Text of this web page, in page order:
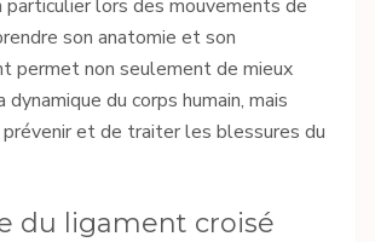
particulier lors des mouvements de
son anatomie et son
permet non seulement de mieux
dynamique du corps humain, mais
et de traiter les blessures du
du ligament croisé